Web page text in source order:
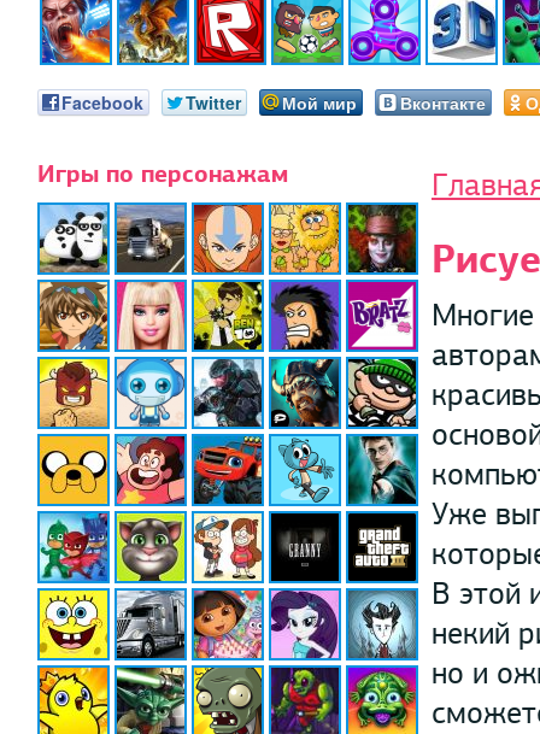
Facebook Twitter Мой мир Вконтакте
Игры по персонажам
Многие
Уже
В этой
некий
но и